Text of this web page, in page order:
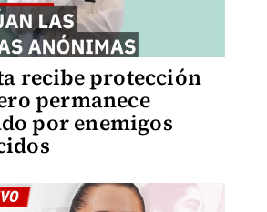
recibe protección
permanece
por enemigos